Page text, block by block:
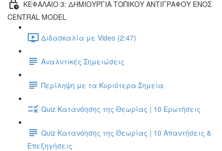
ΚΕΦΑΛΑΙΟ 3: ΔΗΜΙΟΥΡΓΙΑ ΤΟΠΙΚΟΥ ΑΝΤΙΓΡΑΦΟΥ ΕΝΟΣ
CENTRAL MODEL
Διδασκαλία με Video (2:47)
Αναλυτικές Σημειώσεις
Περίληψη με τα Κυριότερα Σημεία
Quiz Κατανόησης της Θεωρίας | 10 Ερωτήσεις
Quiz Κατανόησης της Θεωρίας | 10 Απαντήσεις &
Επεξηγήσεις